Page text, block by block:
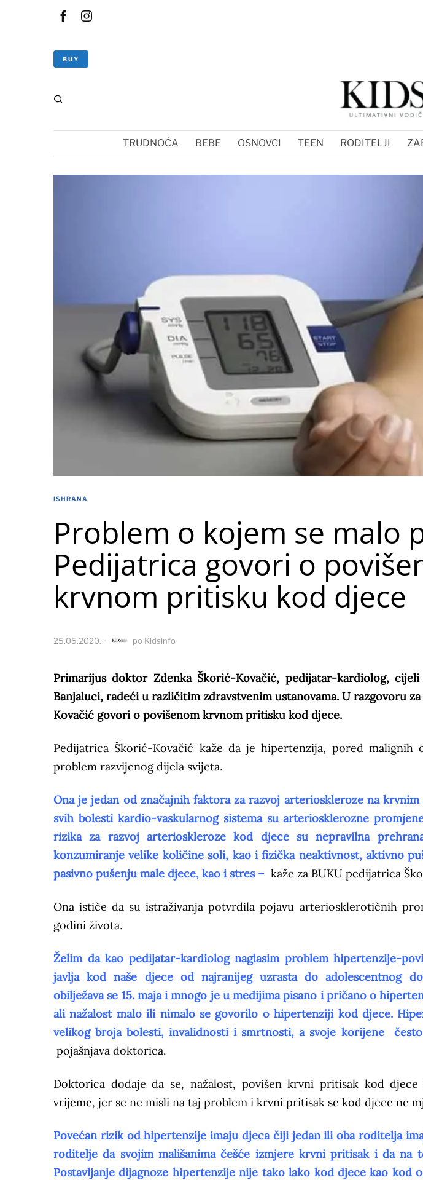
BUY
TRUDNOĆA BEBE OSNOVCI TEEN RODITELJI
ISHRANA
Problem o kojem se malo
Pedijatrica govori o
krvnom pritisku kod djece
25.05.2020. po Kidsinfo
Primarijus doktor Zdenka Škorić-Kovačić, pedijatar-kardiolog,
Banjaluci, radeći u različitim zdravstvenim ustanovama. U razgovoru
Kovačić govori o povišenom krvnom pritisku kod djece.
Pedijatrica Škorić-Kovačić kaže da je hipertenzija, pored malignih
problem razvijenog dijela svijeta.
Ona je jedan od značajnih faktora za razvoj arterioskleroze na
svih bolesti kardio-vaskularnog sistema su arteriosklerozne
rizika za razvoj arterioskleroze kod djece su nepravilna
konzumiranje velike količine soli, kao i fizička neaktivnost, aktivno
pasivno pušenju male djece, kao i stres – kaže za BUKU pedijatrica
Ona ističe da su istraživanja potvrdila pojavu arteriosklerotičnih
godini života.
Želim da kao pedijatar-kardiolog naglasim problem hipertenzije-
javlja kod naše djece od najranijeg uzrasta do adolescentnog
obilježava se 15. maja i mnogo je u medijima pisano i pričano o
ali nažalost malo ili nimalo se govorilo o hipertenziji kod djece.
velikog broja bolesti, invalidnosti i smrtnosti, a svoje korijene
pojašnjava doktorica.
Doktorica dodaje da se, nažalost, povišen krvni pritisak kod
vrijeme, jer se ne misli na taj problem i krvni pritisak se kod djece ne
Povećan rizik od hipertenzije imaju djeca čiji jedan ili oba roditelja
roditelje da svojim mališanima češće izmjere krvni pritisak i da na
Postavljanje dijagnoze hipertenzije nije tako lako kod djece kao kod